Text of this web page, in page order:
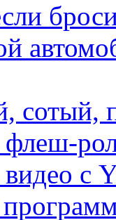
сотый,
флеш-
видео с